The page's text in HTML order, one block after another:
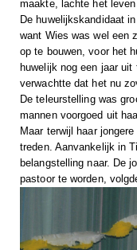
maakte, lachte het
De huwelijkskandidaat
want Wies was wel een
op te bouwen, voor het
huwelijk nog een jaar
verwachtte dat het nu
De teleurstelling was
mannen voorgoed uit
Maar terwijl haar
treden. Aanvankelijk in
belangstelling naar. De
pastoor te worden,